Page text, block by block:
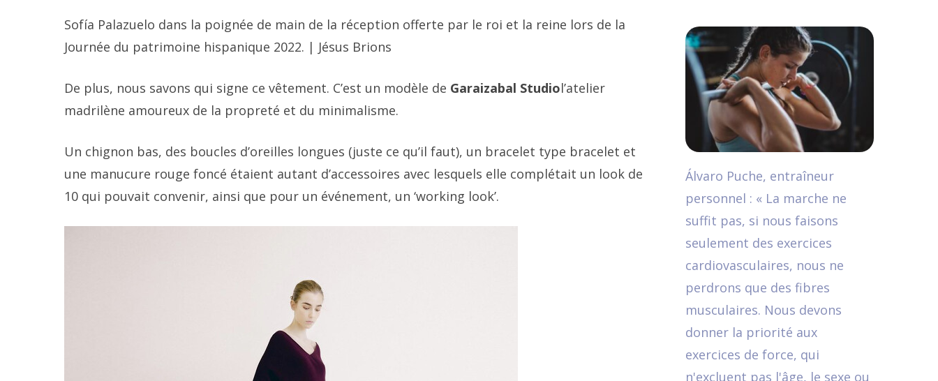
Sofía Palazuelo dans la poignée de main de la réception offerte par le roi et la reine lors de la
Journée du patrimoine hispanique 2022. | Jésus Brions
De plus, nous savons qui signe ce vêtement. C’est un modèle de Garaizabal Studiol’atelier
madrilène amoureux de la propreté et du minimalisme.
Un chignon bas, des boucles d’oreilles longues (juste ce qu’il faut), un bracelet type bracelet et
une manucure rouge foncé étaient autant d’accessoires avec lesquels elle complétait un look de
10 qui pouvait convenir, ainsi que pour un événement, un ‘working look’.
Álvaro Puche, entraîneur
personnel : « La marche ne
suffit pas, si nous faisons
seulement des exercices
cardiovasculaires, nous ne
perdrons que des fibres
musculaires. Nous devons
donner la priorité aux
exercices de force, qui
n'excluent pas l'âge, le sexe ou